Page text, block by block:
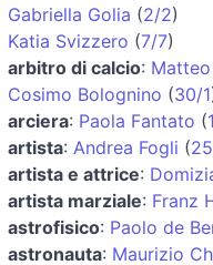
Gabriella Golia (2/2)
Katia Svizzero (7/7)
arbitro di calcio:
Cosimo Bolognino (30/1
arciera: Paola Fantato (
artista: Andrea Fogli (
artista e attrice:
artista marziale: Franz
astrofisico: Paolo de
astronauta: Maurizio